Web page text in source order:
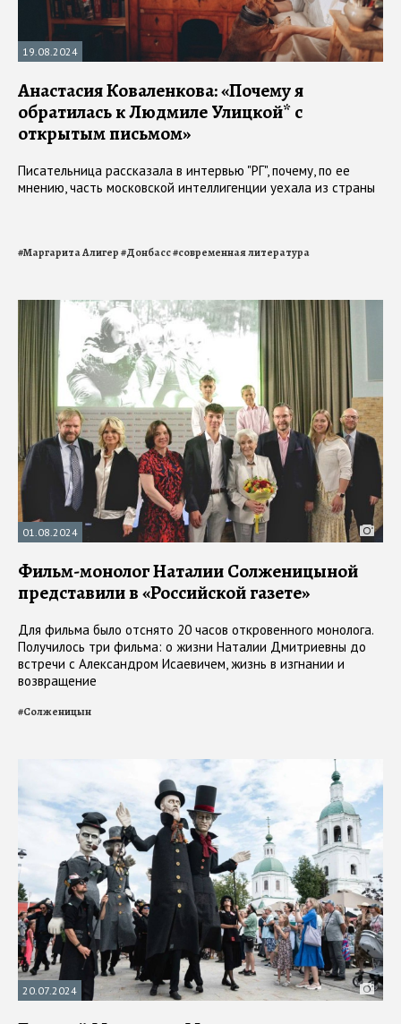
19.08.2024
Анастасия Коваленкова: «Почему я
обратилась к Людмиле Улицкой* с
открытым письмом»
Писательница рассказала в интервью "РГ", почему, по ее
мнению, часть московской интеллигенции уехала из страны
#Маргарита Алигер#Донбасс#современная литература
01.08.2024
Фильм-монолог Наталии Солженицыной
представили в «Российской газете»
Для фильма было отснято 20 часов откровенного монолога.
Получилось три фильма: о жизни Наталии Дмитриевны до
встречи с Александром Исаевичем, жизнь в изгнании и
возвращение
#Солженицын
20.07.2024